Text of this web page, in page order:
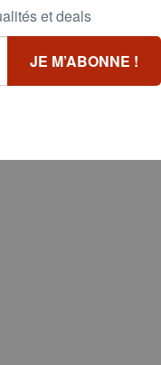
et deals